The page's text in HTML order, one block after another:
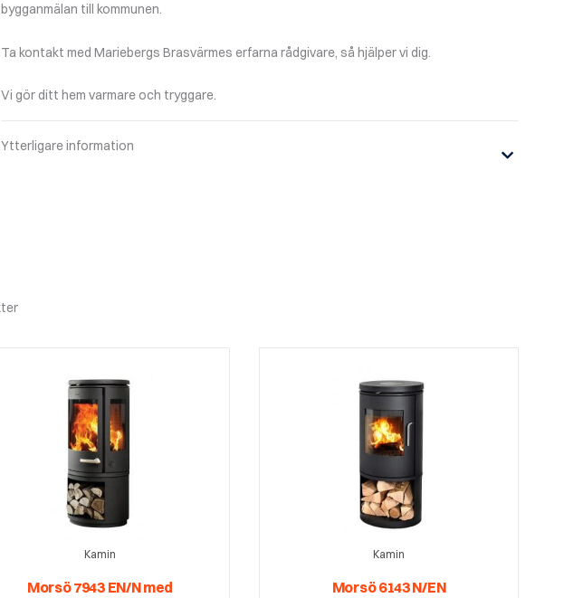
bygganmälan till kommunen.
Ta kontakt med Mariebergs Brasvärmes erfarna rådgivare, så hjälper vi dig.
Vi gör ditt hem varmare och tryggare.
Ytterligare information
Kamin
Morsö 7943 EN/N med
Kamin
Morsö 6143 N/EN